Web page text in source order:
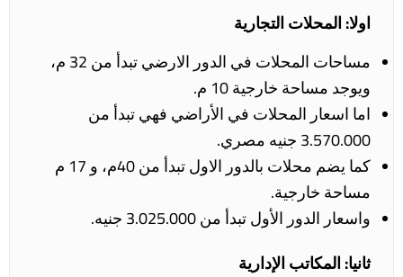
اولا: المحلات التجارية
مساحات المحلات في الدور الارضي تبدأ من 32 م،
ويوجد مساحة خارجية 10 م.
اما اسعار المحلات في الأراضي فهي تبدأ من
3.570.000 جنيه مصري.
كما يضم محلات بالدور الاول تبدأ من 40م، و 17 م
مساحة خارجية.
واسعار الدور الأول تبدأ من 3.025.000 جنيه.
ثانيا: المكاتب الإدارية